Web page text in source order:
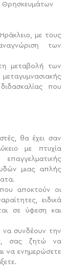
Θρησκευμάτων
με τους
των
μεταβολή των
που
θα έχει σαν
με πτυχία
μιας απλής
που αποκτούν οι
ειδικά
σε ύφεση και
να συνδέουν την
σας ζητώ να
να ενημερώσετε